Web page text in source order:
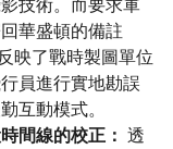
技術。而要求軍
華盛頓的備註
映了戰時製圖單位
員進行實地勘誤
互動模式。
間線的校正： 透